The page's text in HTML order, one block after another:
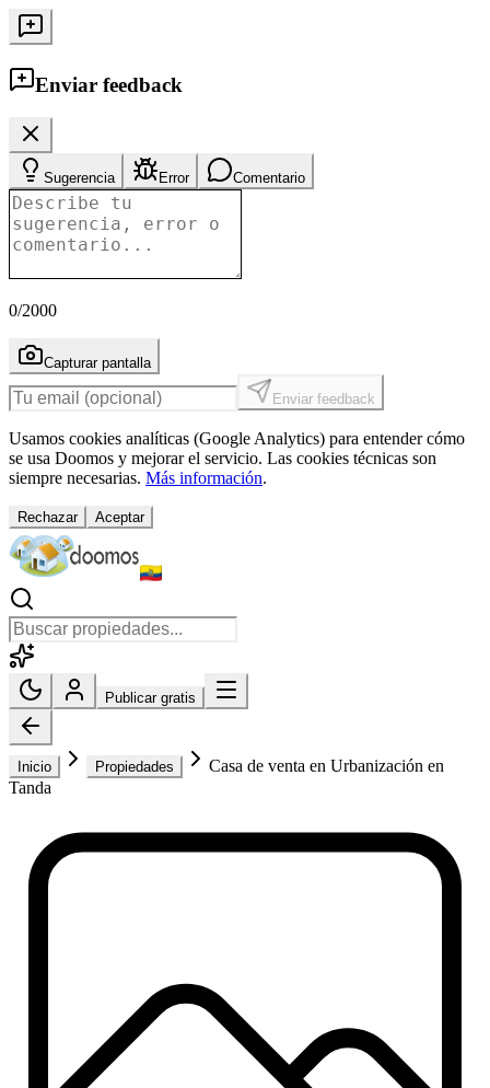
Enviar feedback
Sugerencia Error Comentario
0/2000
Capturar pantalla
Enviar feedback
Usamos cookies analíticas (Google Analytics) para entender cómo
se usa Doomos y mejorar el servicio. Las cookies técnicas son
siempre necesarias. Más información.
Rechazar Aceptar
Publicar gratis
Inicio Propiedades
Casa de venta en Urbanización en
Tanda